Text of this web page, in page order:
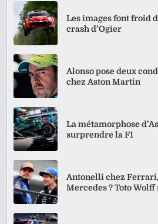
Les images font froid
crash d’Ogier
Alonso pose deux
chez Aston Martin
La métamorphose
surprendre la F1
Antonelli chez
Mercedes ? Toto Wolff